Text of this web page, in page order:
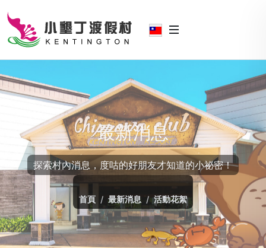
最新消息
探索村內消息，度咕的好朋友才知道的小祕密！
首頁 最新消息 活動花絮